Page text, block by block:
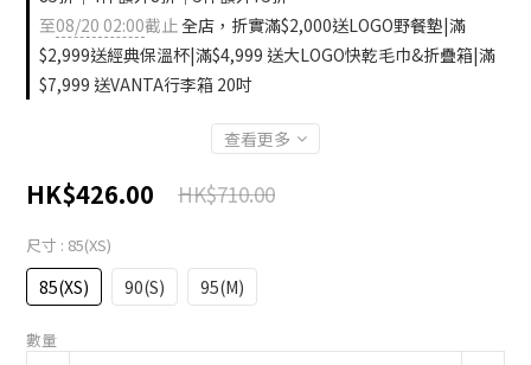
至08/20 02:00截止全店，折實滿$2,000送LOGO野餐墊|滿
$2,999送經典保溫杯|滿$4,999 送大LOGO快乾毛巾&折疊箱|滿
$7,999 送VANTA行李箱 20吋
查看更多
HK$426.00 HK$710.00
尺寸 : 85(XS)
85(XS) 90(S) 95(M)
數量